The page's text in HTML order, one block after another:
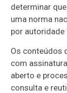
determinar
uma norma
por autoridade
Os conteúdos
com
aberto e
consulta e